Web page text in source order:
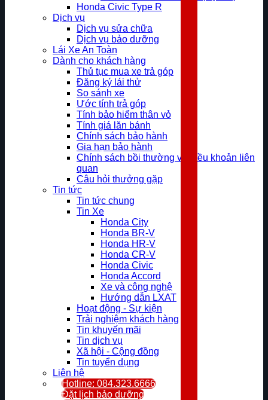
Honda Civic Type R
Dịch vụ
Dịch vụ sửa chữa
Dịch vụ bảo dưỡng
Lái Xe An Toàn
Dành cho khách hàng
Thủ tục mua xe trả góp
Đăng ký lái thử
So sánh xe
Ước tính trả góp
Tính bảo hiểm thân vỏ
Tính giá lăn bánh
Chính sách bảo hành
Gia hạn bảo hành
Chính sách bồi thường và điều khoản liên
quan
Câu hỏi thưởng gặp
Tin tức
Tin tức chung
Tin Xe
Honda City
Honda BR-V
Honda HR-V
Honda CR-V
Honda Civic
Honda Accord
Xe và công nghệ
Hướng dẫn LXAT
Hoạt động - Sự kiện
Trải nghiệm khách hàng
Tin khuyến mãi
Tin dịch vụ
Xã hội - Cộng đồng
Tin tuyển dụng
Liên hệ
Hotline: 084.323.6666
Đặt lịch bảo dưỡng